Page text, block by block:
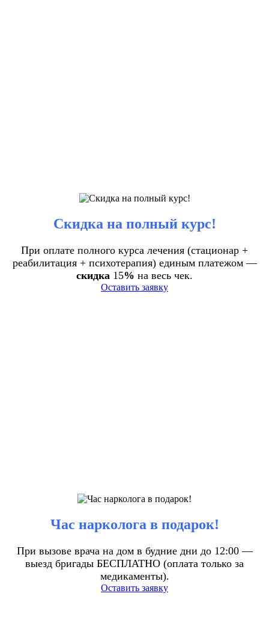
Скидка на полный курс!
При оплате полного курса лечения (стационар +
реабилитация + психотерапия) единым платежом —
скидка 15% на весь чек.
Оставить заявку
Час нарколога в подарок!
При вызове врача на дом в будние дни до 12:00 —
выезд бригады БЕСПЛАТНО (оплата только за
медикаменты).
Оставить заявку